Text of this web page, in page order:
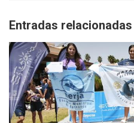
Entradas relacionadas